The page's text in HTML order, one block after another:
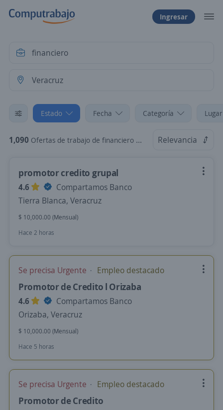
Ingresar
Estado Fecha Categoría
1,090 Ofertas de trabajo de financiero en Veracruz Relevancia
promotor credito grupal
4.6
Compartamos Banco
Tierra Blanca, Veracruz
$ 10,000.00 (Mensual)
Hace 2 horas
Se precisa Urgente Empleo destacado
Promotor de Credito l Orizaba
4.6
Compartamos Banco
Orizaba, Veracruz
$ 10,000.00 (Mensual)
Hace 5 horas
Se precisa Urgente Empleo destacado
Promotor de Credito